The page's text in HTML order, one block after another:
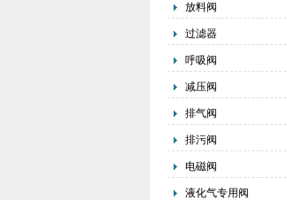
放料阀
过滤器
呼吸阀
减压阀
排气阀
排污阀
电磁阀
液化气专用阀